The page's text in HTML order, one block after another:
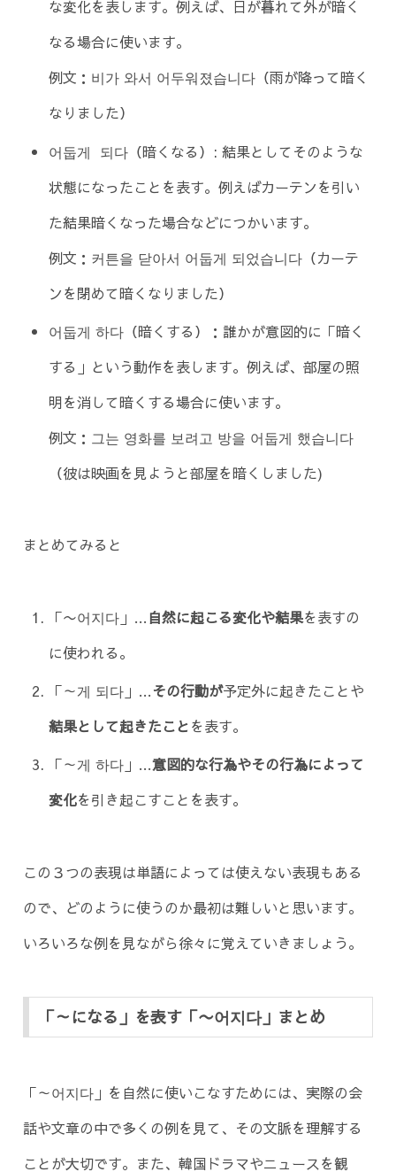
な変化を表します。例えば、日が暮れて外が暗く
なる場合に使います。
例文：비가 와서 어두워졌습니다（雨が降って暗く
なりました）
어둡게 되다（暗くなる）: 結果としてそのような
状態になったことを表す。例えばカーテンを引い
た結果暗くなった場合などにつかいます。
例文：커튼을 닫아서 어둡게 되었습니다（カーテ
ンを閉めて暗くなりました）
어둡게 하다（暗くする）：誰かが意図的に「暗く
する」という動作を表します。例えば、部屋の照
明を消して暗くする場合に使います。
例文：그는 영화를 보려고 방을 어둡게 했습니다
（彼は映画を見ようと部屋を暗くしました)
まとめてみると
「〜어지다」…自然に起こる変化や結果を表すの
に使われる。
「～게 되다」…その行動が予定外に起きたことや
結果として起きたことを表す。
「～게 하다」…意図的な行為やその行為によって
変化を引き起こすことを表す。
この３つの表現は単語によっては使えない表現もある
ので、どのように使うのか最初は難しいと思います。
いろいろな例を見ながら徐々に覚えていきましょう。
「～になる」を表す「〜어지다」まとめ
「～어지다」を自然に使いこなすためには、実際の会
話や文章の中で多くの例を見て、その文脈を理解する
ことが大切です。また、韓国ドラマやニュースを観